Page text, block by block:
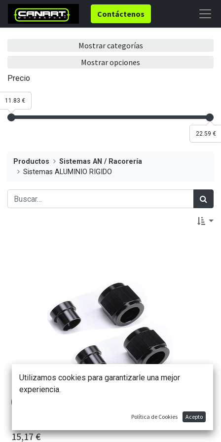
Contáctenos
Mostrar categorías
Mostrar opciones
Precio
22.59 €
11.83 €
Productos
Sistemas AN / Racorería
Sistemas ALUMINIO RIGIDO
Tuerca Fitting AN10 a 5/8 para línea RIGIDA Aluminio
15,17€
Utilizamos cookies para garantizarle una mejor
experiencia.
Política de Cookies Acepto